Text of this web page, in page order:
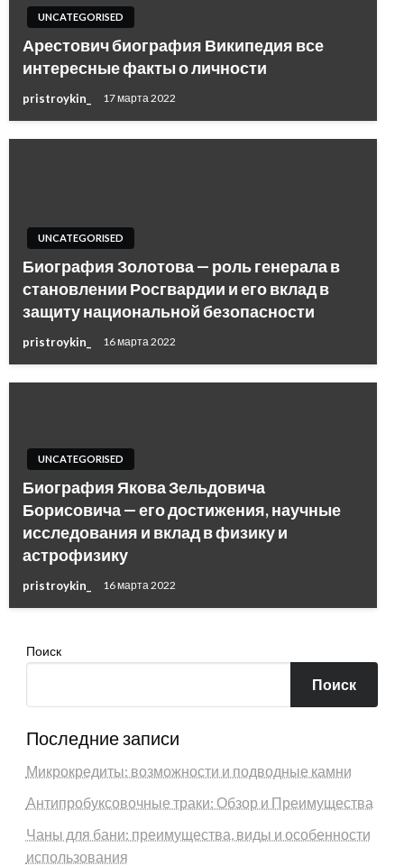
UNCATEGORISED
Арестович биография Википедия все
интересные факты о личности
pristroykin_ 17 марта 2022
UNCATEGORISED
Биография Золотова — роль генерала в
становлении Росгвардии и его вклад в
защиту национальной безопасности
pristroykin_ 16 марта 2022
UNCATEGORISED
Биография Якова Зельдовича
Борисовича — его достижения, научные
исследования и вклад в физику и
астрофизику
pristroykin_ 16 марта 2022
Поиск
Поиск
Последние записи
Микрокредиты: возможности и подводные камни
Антипробуксовочные траки: Обзор и Преимущества
Чаны для бани: преимущества, виды и особенности
использования